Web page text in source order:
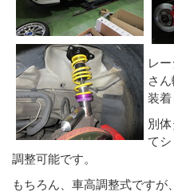
レ
さ
装着
別
て
調整可能です。
もちろん、車高調整式です